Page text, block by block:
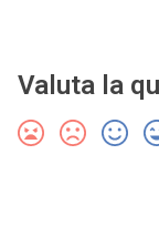
Valuta la